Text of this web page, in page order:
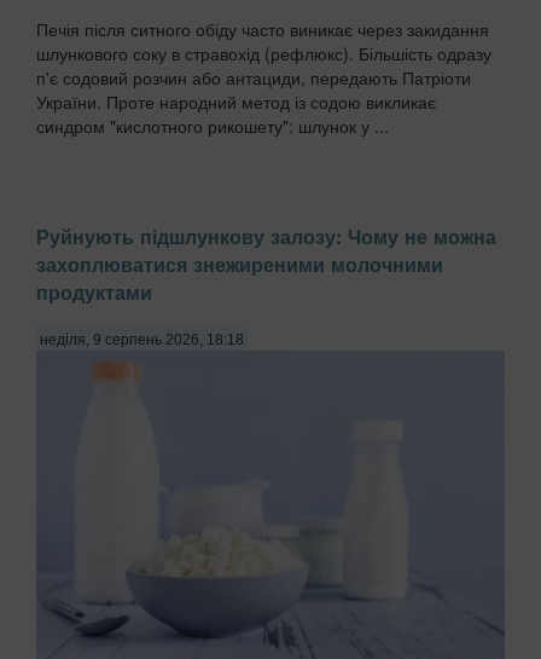
Печія після ситного обіду часто виникає через закидання
шлункового соку в стравохід (рефлюкс). Більшість одразу
п'є содовий розчин або антациди, передають Патріоти
України. Проте народний метод із содою викликає
синдром "кислотного рикошету": шлунок у ...
Руйнують підшлункову залозу: Чому не можна
захоплюватися знежиреними молочними
продуктами
неділя, 9 серпень 2026, 18:18